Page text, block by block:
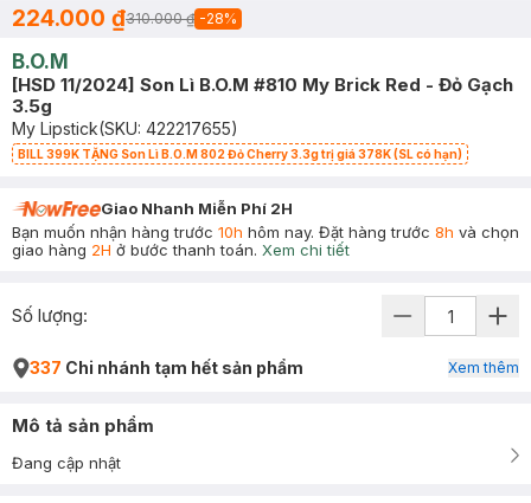
224.000 ₫310.000 ₫ -28%
B.O.M
[HSD 11/2024] Son Lì B.O.M #810 My Brick Red - Đỏ Gạch
3.5g
My Lipstick(SKU: 422217655)
BILL 399K TẶNG Son Lì B.O.M 802 Đỏ Cherry 3.3g trị giá 378K (SL có hạn)
Giao Nhanh Miễn Phí 2H
Bạn muốn nhận hàng trước 10h hôm nay. Đặt hàng trước 8h và chọn
giao hàng 2H ở bước thanh toán. Xem chi tiết
Số lượng:
337 Chi nhánh tạm hết sản phẩm Xem thêm
Mô tả sản phẩm
Đang cập nhật